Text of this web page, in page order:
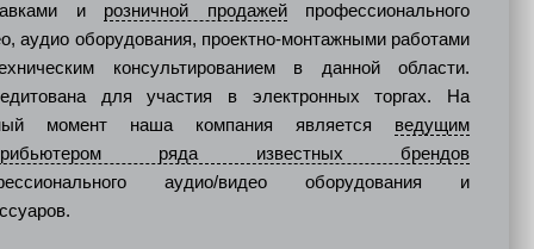
и розничной продажейпрофессионального
аудио оборудования, проектно-монтажными работами
консультированием в данной области.
для участия в электронных торгах. На
момент наша компания является ведущим
ряда известных брендов
аудио/видео оборудования и